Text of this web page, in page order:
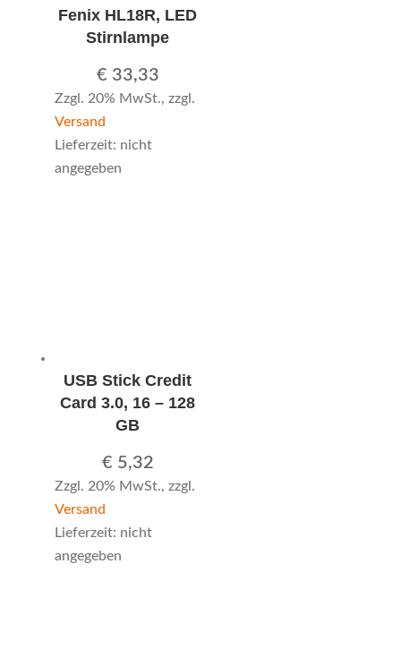
Fenix HL18R, LED
Stirnlampe
€ 33,33
Zzgl. 20% MwSt., zzgl.
Versand
Lieferzeit: nicht
angegeben
USB Stick Credit
Card 3.0, 16 – 128
GB
€ 5,32
Zzgl. 20% MwSt., zzgl.
Versand
Lieferzeit: nicht
angegeben